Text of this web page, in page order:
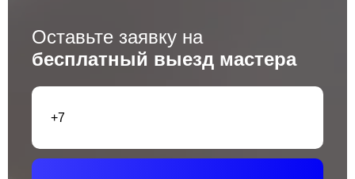
Оставьте заявку на
бесплатный выезд мастера